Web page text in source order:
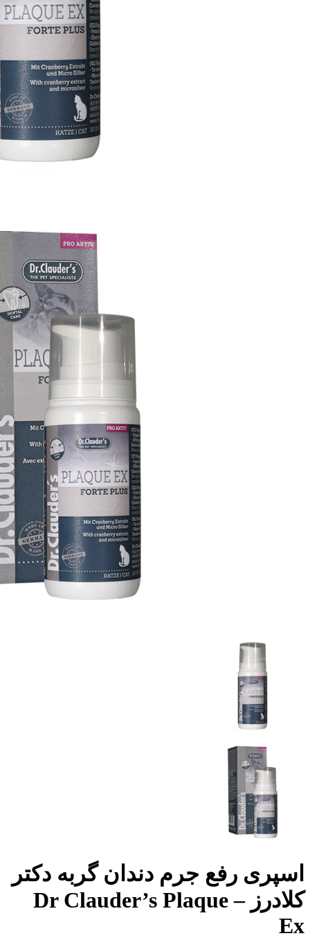
اسپری رفع جرم دندان گربه دکتر
کلادرز – Dr Clauder’s Plaque
Ex